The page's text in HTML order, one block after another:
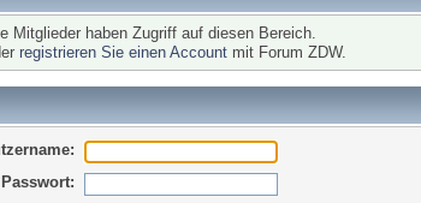
Mitglieder haben Zugriff auf diesen Bereich.
registrieren Sie einen Accountmit Forum ZDW.
Passwort: